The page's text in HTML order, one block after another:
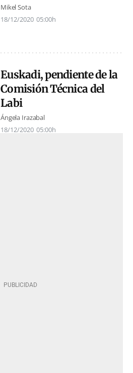
Mikel Sota
18/12/2020 05:00h
Euskadi, pendiente de la
Comisión Técnica del
Labi
Ángela Irazabal
18/12/2020 05:00h